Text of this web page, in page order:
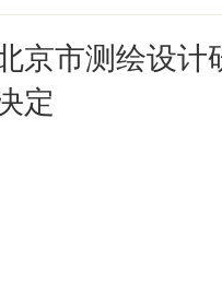
京市测绘设计
定